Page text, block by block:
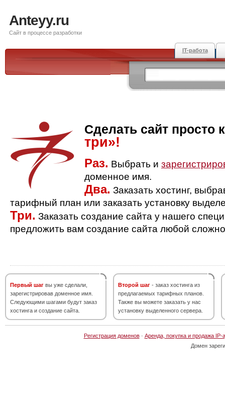
Anteyy.ru
Сайт в процессе разработки
IT-работа
Сделать сайт просто
три»!
Раз. Выбрать и
доменное имя.
Два. Заказать хостинг,
тарифный план или заказать установку
Три. Заказать создание сайта у нашего
предложить вам создание сайта любой
Первый шаг вы уже сделали,
зарегистрировав доменное имя.
Следующими шагами будут заказ
хостинга и создание сайта.
Второй шаг - заказ хостинга из
предлагаемых тарифных планов.
Также вы можете заказать у нас
установку выделенного сервера.
Регистрация доменов· Аренда, покупка и продажа IP-
Домен